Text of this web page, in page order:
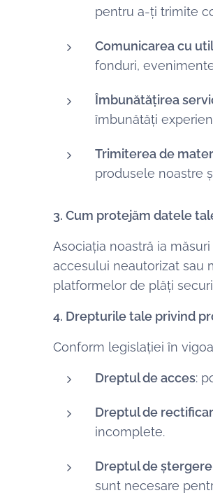
pentru a-ți trimite
Comunicarea cu
fonduri,
Îmbunătățirea
îmbunătăți
Trimiterea de
produsele noastre
3. Cum protejăm datele
Asociația noastră ia
accesului neautorizat sau
platformelor de plăți
4. Drepturile tale privind
Conform legislației în
Dreptul de acces:
Dreptul de
incomplete.
Dreptul de ștergere
sunt necesare